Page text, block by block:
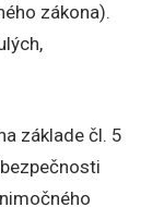
zákona).
základe čl. 5